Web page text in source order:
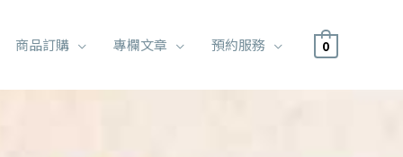
商品訂購 專欄文章 預約服務 0